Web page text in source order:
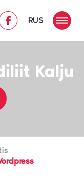
RUS
Kalju